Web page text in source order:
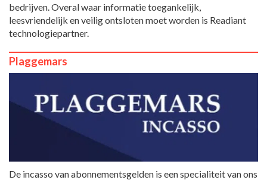
bedrijven. Overal waar informatie toegankelijk,
leesvriendelijk en veilig ontsloten moet worden is Readiant
technologiepartner.
Plaggemars
De incasso van abonnementsgelden is een specialiteit van ons